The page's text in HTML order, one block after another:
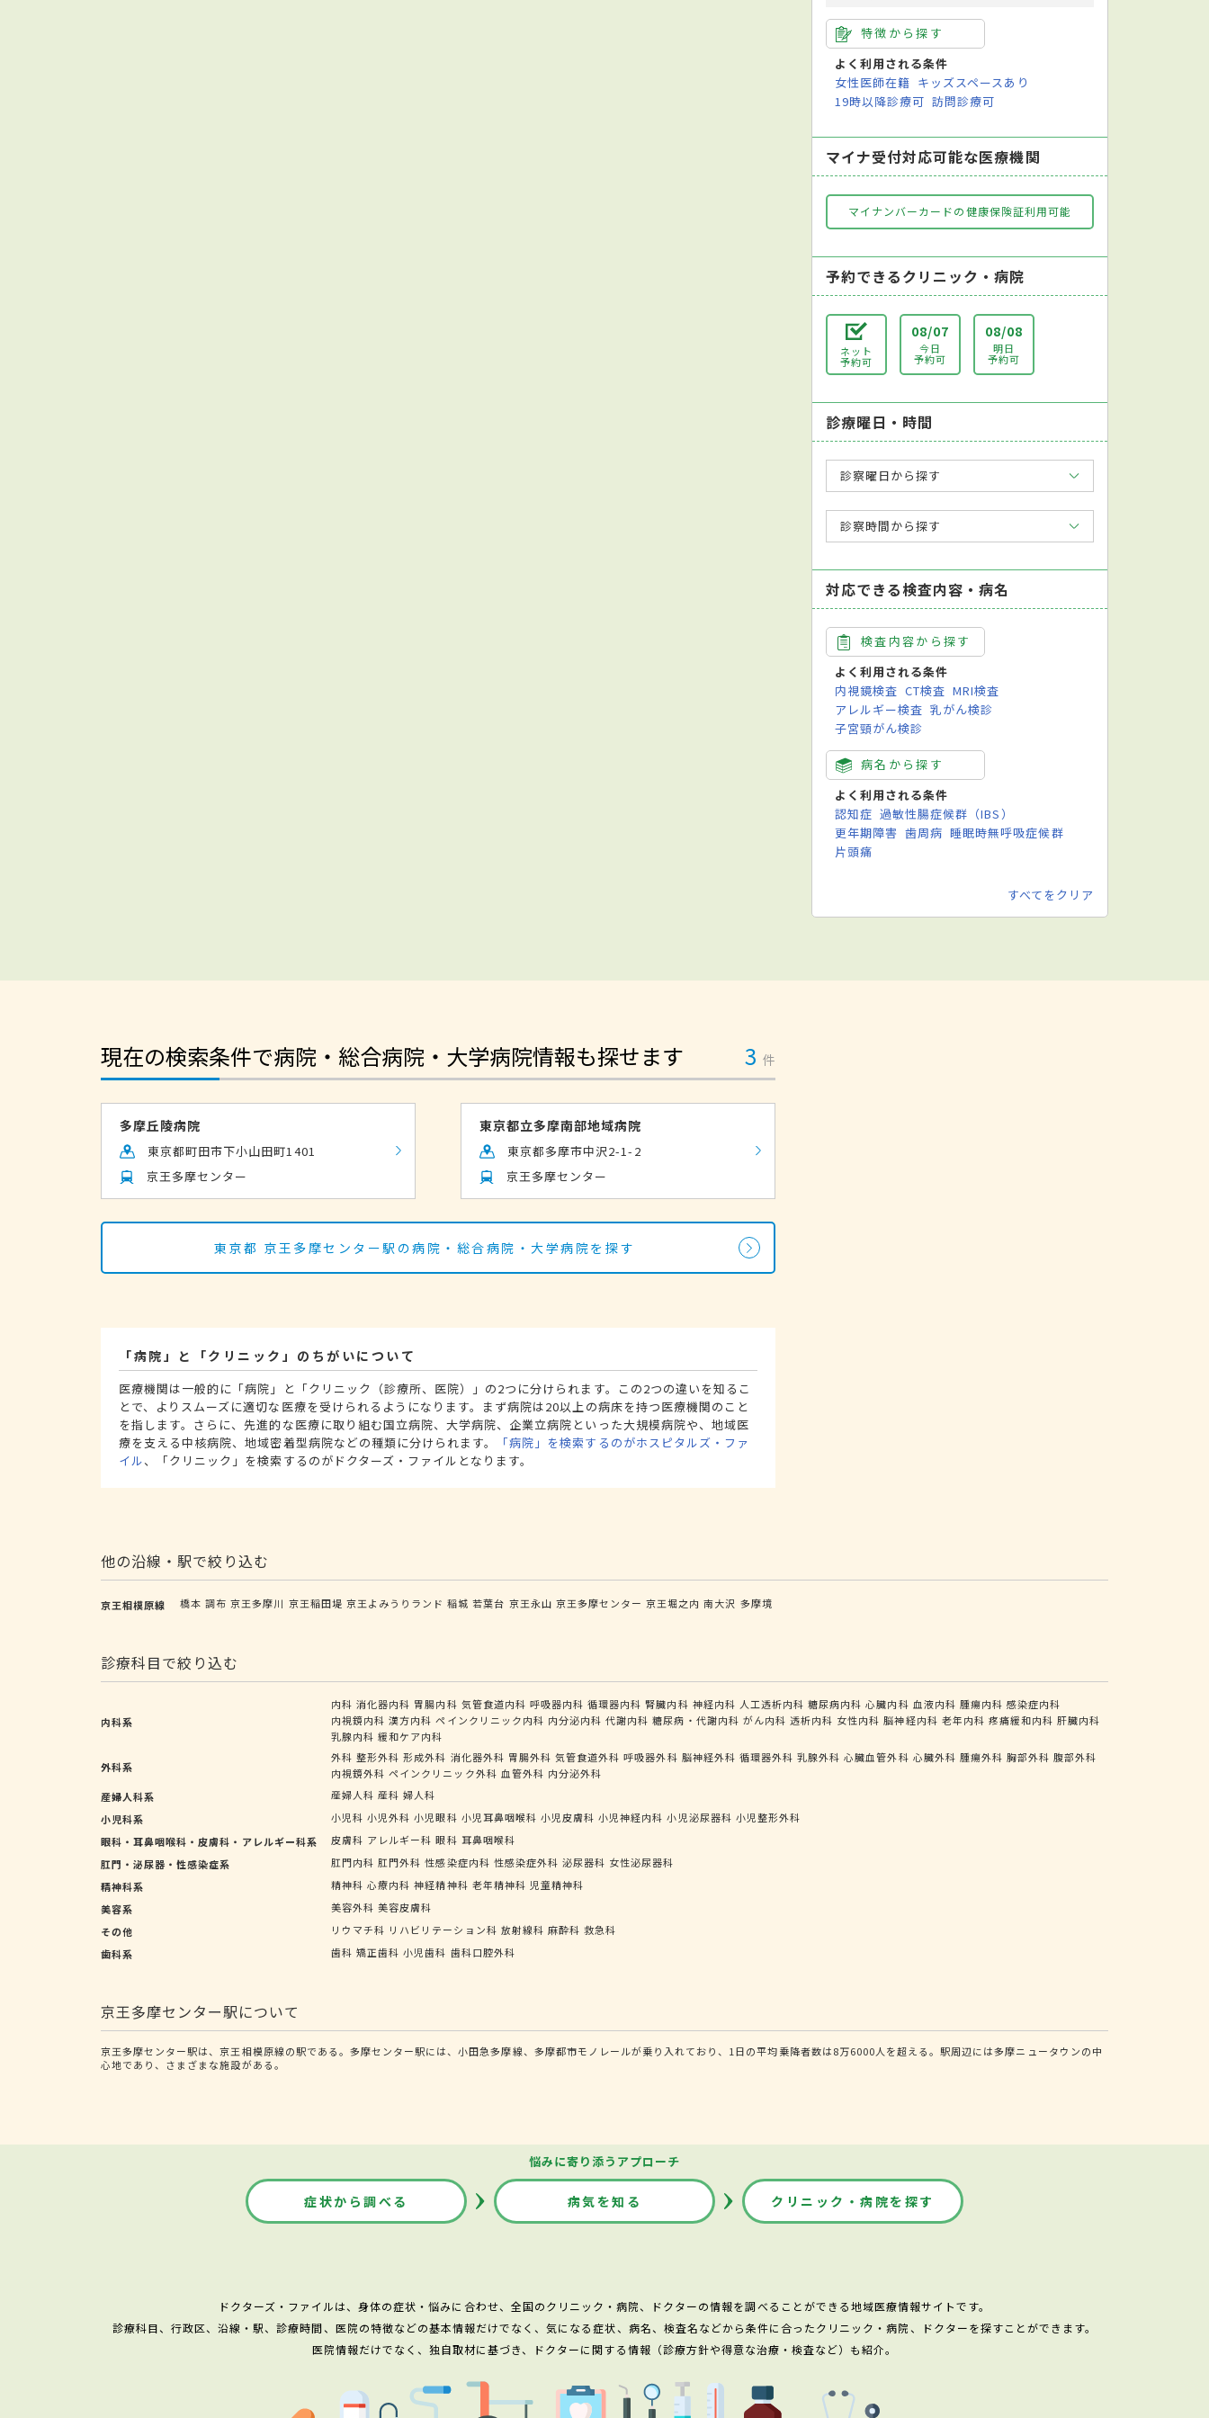
特徴から探す
よく利用される条件
女性医師在籍 キッズスペースあり
19時以降診療可 訪問診療可
マイナ受付対応可能な医療機関
マイナンバーカードの健康保険証利用可能
予約できるクリニック・病院
ネット
予約可
08/07
今日
予約可
08/08
明日
予約可
診療曜日・時間
診察曜日から探す
診察時間から探す
対応できる検査内容・病名
検査内容から探す
よく利用される条件
内視鏡検査 CT検査 MRI検査
アレルギー検査 乳がん検診
子宮頸がん検診
病名から探す
よく利用される条件
認知症 過敏性腸症候群（IBS）
更年期障害 歯周病 睡眠時無呼吸症候群
片頭痛
すべてをクリア
現在の検索条件で病院・総合病院・大学病院情報も探せます 3 件
多摩丘陵病院
東京都町田市下小山田町1401
京王多摩センター
東京都立多摩南部地域病院
東京都多摩市中沢2-1-2
京王多摩センター
東京都 京王多摩センター駅の病院・総合病院・大学病院を探す
「病院」と「クリニック」のちがいについて
医療機関は一般的に「病院」と「クリニック（診療所、医院）」の2つに分けられます。この2つの違いを知るこ
とで、よりスムーズに適切な医療を受けられるようになります。まず病院は20以上の病床を持つ医療機関のこと
を指します。さらに、先進的な医療に取り組む国立病院、大学病院、企業立病院といった大規模病院や、地域医
療を支える中核病院、地域密着型病院などの種類に分けられます。
「病院」を検索するのがホスピタルズ・ファ
イル、「クリニック」を検索するのがドクターズ・ファイルとなります。
他の沿線・駅で絞り込む
京王相模原線 橋本 調布 京王多摩川 京王稲田堤 京王よみうりランド 稲城 若葉台 京王永山 京王多摩センター 京王堀之内 南大沢 多摩境
診療科目で絞り込む
内科系
内科 消化器内科 胃腸内科 気管食道内科 呼吸器内科 循環器内科 腎臓内科 神経内科 人工透析内科 糖尿病内科 心臓内科 血液内科 腫瘍内科 感染症内科
内視鏡内科 漢方内科 ペインクリニック内科 内分泌内科 代謝内科 糖尿病・代謝内科 がん内科 透析内科 女性内科 脳神経内科 老年内科 疼痛緩和内科 肝臓内科
乳腺内科 緩和ケア内科
外科系
外科 整形外科 形成外科 消化器外科 胃腸外科 気管食道外科 呼吸器外科 脳神経外科 循環器外科 乳腺外科 心臓血管外科 心臓外科 腫瘍外科 胸部外科 腹部外科
内視鏡外科 ペインクリニック外科 血管外科 内分泌外科
産婦人科系
産婦人科 産科 婦人科
小児科系
小児科 小児外科 小児眼科 小児耳鼻咽喉科 小児皮膚科 小児神経内科 小児泌尿器科 小児整形外科
眼科・耳鼻咽喉科・皮膚科・アレルギー科系
皮膚科 アレルギー科 眼科 耳鼻咽喉科
肛門・泌尿器・性感染症系
肛門内科 肛門外科 性感染症内科 性感染症外科 泌尿器科 女性泌尿器科
精神科系
精神科 心療内科 神経精神科 老年精神科 児童精神科
美容系
美容外科 美容皮膚科
その他
リウマチ科 リハビリテーション科 放射線科 麻酔科 救急科
歯科系
歯科 矯正歯科 小児歯科 歯科口腔外科
京王多摩センター駅について
京王多摩センター駅は、京王相模原線の駅である。多摩センター駅には、小田急多摩線、多摩都市モノレールが乗り入れており、1日の平均乗降者数は8万6000人を超える。駅周辺には多摩ニュータウンの中
心地であり、さまざまな施設がある。
悩みに寄り添うアプローチ
症状から調べる 病気を知る クリニック・病院を探す
ドクターズ・ファイルは、身体の症状・悩みに合わせ、全国のクリニック・病院、ドクターの情報を調べることができる地域医療情報サイトです。
診療科目、行政区、沿線・駅、診療時間、医院の特徴などの基本情報だけでなく、気になる症状、病名、検査名などから条件に合ったクリニック・病院、ドクターを探すことができます。
医院情報だけでなく、独自取材に基づき、ドクターに関する情報（診療方針や得意な治療・検査など）も紹介。